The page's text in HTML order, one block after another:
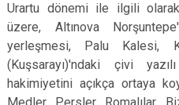
Urartu dönemi ile ilgili
üzere, Altınova
yerleşmesi, Palu Kalesi,
(Kuşsarayı)'ndaki çivi
hakimiyetini açıkça ortaya